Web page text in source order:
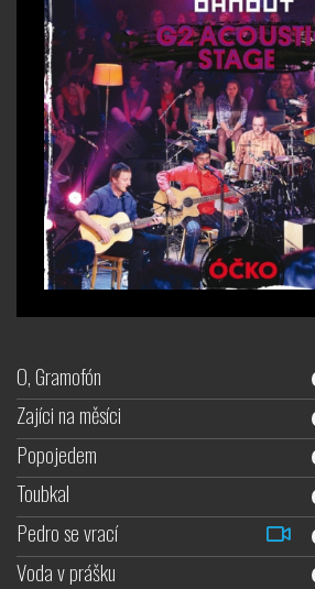
O, Gramofón
Zajíci na měsíci
Popojedem
Toubkal
Pedro se vrací
Voda v prášku